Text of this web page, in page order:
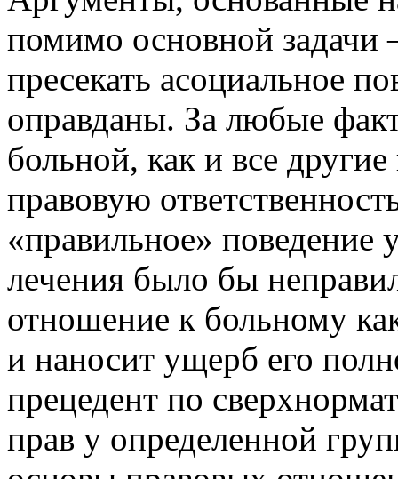
помимо основной задачи
пресекать асоциальное
оправданы. За любые
больной, как и все
правовую
«правильное» поведение
лечения было бы
отношение к больному
и наносит ущерб его
прецедент по
прав у определенной